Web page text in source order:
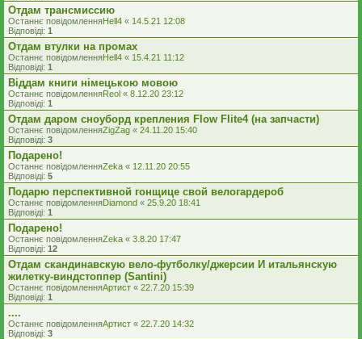
Отдам трансмиссию
Останнє повідомленняHell4 « 14.5.21 12:08
Відповіді: 1
Отдам втулки на промах
Останнє повідомленняHell4 « 15.4.21 11:12
Відповіді: 1
Віддам книги німецькою мовою
Останнє повідомленняReol « 8.12.20 23:12
Відповіді: 1
Отдам даром сноуборд крепления Flow Flite4 (на запчасти)
Останнє повідомленняZigZag « 24.11.20 15:40
Відповіді: 3
Подарено!
Останнє повідомленняZeka « 12.11.20 20:55
Відповіді: 5
Подарю перспективной гонщице свой велогардероб
Останнє повідомленняDiamond « 25.9.20 18:41
Відповіді: 1
Подарено!
Останнє повідомленняZeka « 3.8.20 17:47
Відповіді: 12
Отдам скандинавскую вело-футболку/джерсии И итальянскую
жилетку-виндстоппер (Santini)
Останнє повідомленняАртист « 22.7.20 15:39
Відповіді: 1
....
Останнє повідомленняАртист « 22.7.20 14:32
Відповіді: 3